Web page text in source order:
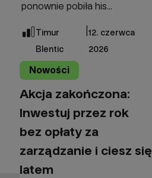
ponownie pobiła his...
Timur
Blentic
|12. czerwca
2026
Nowości
Akcja zakończona:
Inwestuj przez rok
bez opłaty za
zarządzanie i ciesz się
latem